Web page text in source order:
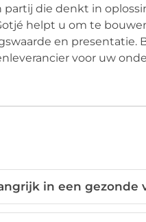
die denkt in
helpt u om te
en presentatie.
voor uw
in een gezonde